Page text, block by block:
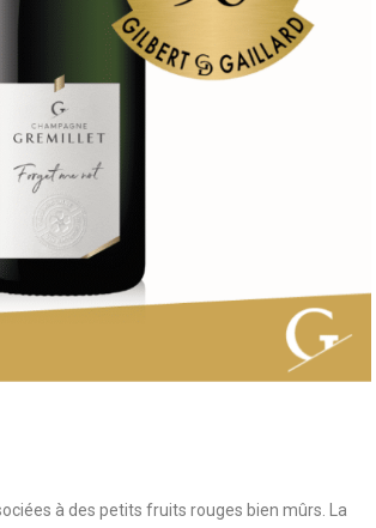
à des petits fruits rouges bien mûrs. La